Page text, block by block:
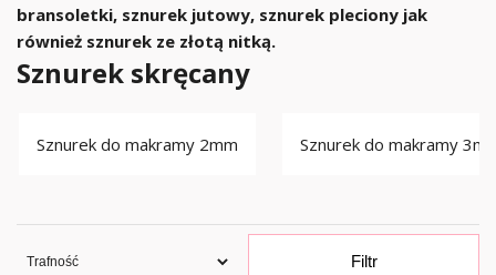
bransoletki, sznurek jutowy, sznurek pleciony jak
również sznurek ze złotą nitką.
Sznurek skręcany
Sznurek do makramy 2mm Sznurek do makramy
Filtr